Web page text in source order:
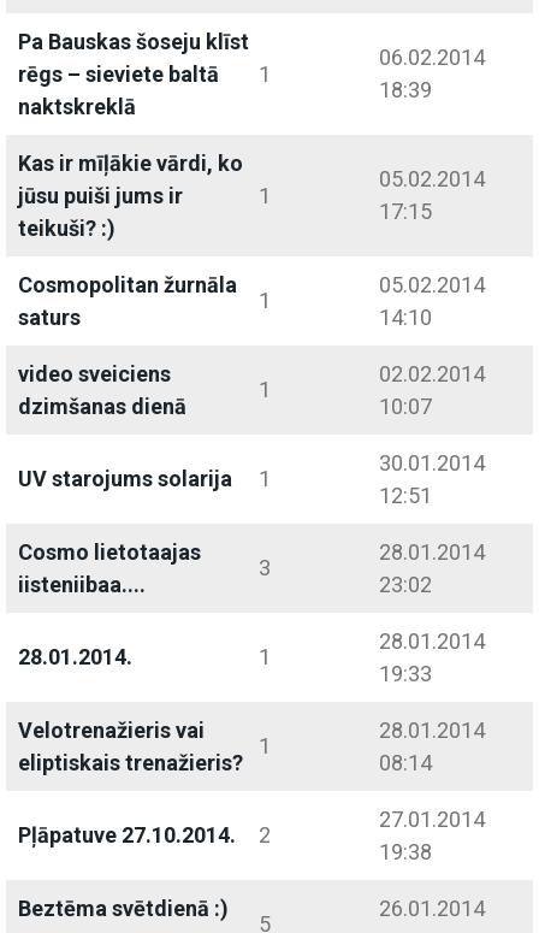
Pa Bauskas šoseju klīst
rēgs – sieviete baltā
naktskreklā
1
06.02.2014
18:39
Kas ir mīļākie vārdi, ko
jūsu puiši jums ir
teikuši? :)
1
05.02.2014
17:15
Cosmopolitan žurnāla
saturs
1
05.02.2014
14:10
video sveiciens
dzimšanas dienā
1
02.02.2014
10:07
UV starojums solarija 1
30.01.2014
12:51
Cosmo lietotaajas
iisteniibaa....
3
28.01.2014
23:02
28.01.2014. 1
28.01.2014
19:33
Velotrenažieris vai
eliptiskais trenažieris?
1
28.01.2014
08:14
Pļāpatuve 27.10.2014. 2
27.01.2014
19:38
Beztēma svētdienā :)
5
26.01.2014